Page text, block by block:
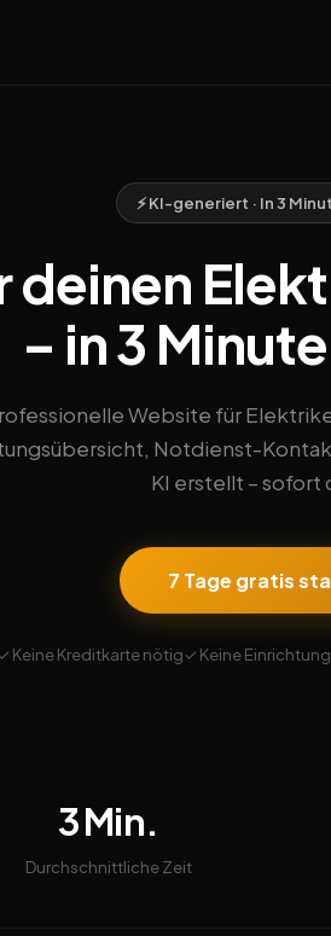
⚡ KI-generiert · In 3
– in 3
Website für
Notdienst-
KI erstellt – sofort
7 Tage gratis
Keine Kreditkarte nötig✓ Keine
3 Min.
Durchschnittliche Zeit